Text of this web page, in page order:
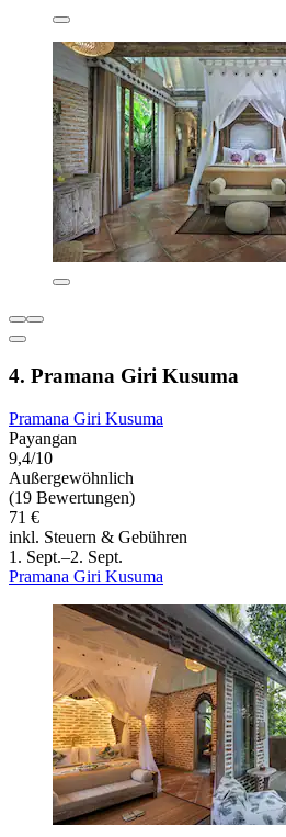
4. Pramana Giri Kusuma
Pramana Giri Kusuma
Payangan
9,4/10
Außergewöhnlich
(19 Bewertungen)
71 €
inkl. Steuern & Gebühren
1. Sept.–2. Sept.
Pramana Giri Kusuma